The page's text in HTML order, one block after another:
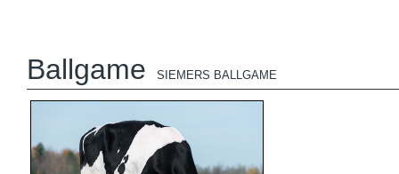
Ballgame SIEMERS BALLGAME